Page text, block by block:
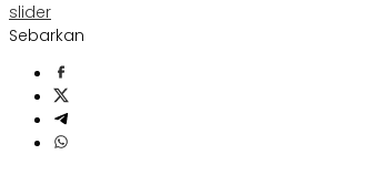
slider
Sebarkan